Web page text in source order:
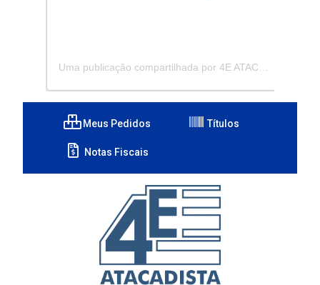
Meus Pedidos Títulos
Notas Fiscais